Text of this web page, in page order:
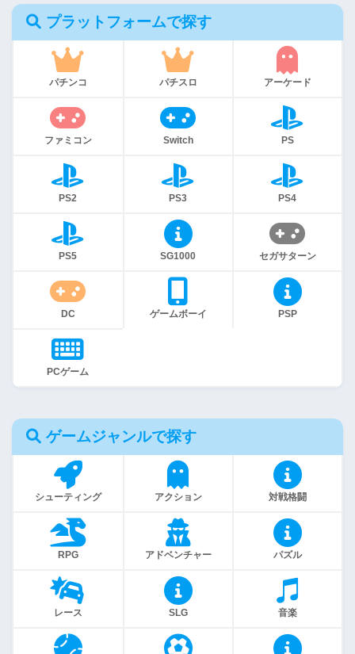
プラットフォームで探す
パチンコ パチスロ アーケード
ファミコン Switch PS
PS2 PS3 PS4
PS5 SG1000 セガサターン
DC ゲームボーイ PSP
PCゲーム
ゲームジャンルで探す
シューティング アクション 対戦格闘
RPG アドベンチャー パズル
レース SLG 音楽